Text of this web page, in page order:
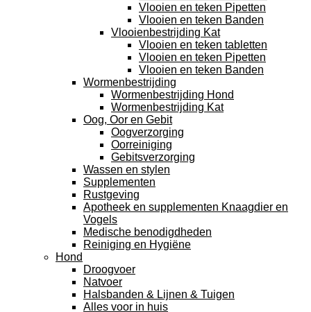
Vlooien en teken Pipetten
Vlooien en teken Banden
Vlooienbestrijding Kat
Vlooien en teken tabletten
Vlooien en teken Pipetten
Vlooien en teken Banden
Wormenbestrijding
Wormenbestrijding Hond
Wormenbestrijding Kat
Oog, Oor en Gebit
Oogverzorging
Oorreiniging
Gebitsverzorging
Wassen en stylen
Supplementen
Rustgeving
Apotheek en supplementen Knaagdier en
Vogels
Medische benodigdheden
Reiniging en Hygiëne
Hond
Droogvoer
Natvoer
Halsbanden & Lijnen & Tuigen
Alles voor in huis